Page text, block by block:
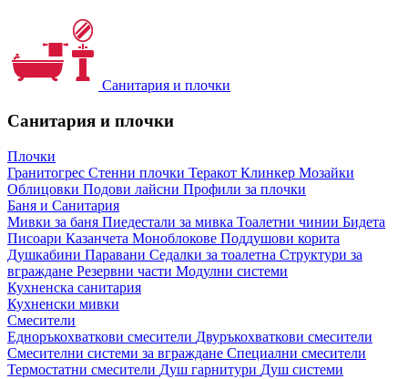
Санитария и плочки
Санитария и плочки
Плочки
Гранитогрес Стенни плочки Теракот Клинкер Мозайки
Облицовки Подови лайсни Профили за плочки
Баня и Санитария
Мивки за баня Пиедестали за мивка Тоалетни чинии Бидета
Писоари Казанчета Моноблокове Поддушови корита
Душкабини Паравани Седалки за тоалетна Структури за
вграждане Резервни части Модулни системи
Кухненска санитария
Кухненски мивки
Смесители
Едноръкохваткови смесители Двуръкохваткови смесители
Смесителни системи за вграждане Специални смесители
Термостатни смесители Душ гарнитури Душ системи